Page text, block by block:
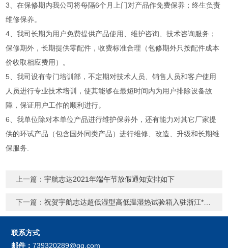
3、在保修期内我公司将每隔6个月上门对产品作免费保养；终生负责
维修保养。
4、我司长期为用户免费提供产品使用、维护咨询、技术咨询服务；
保修期外，长期提供零配件，收费标准合理（包修期外只按配件成本
价收取相应费用）。
5、我司设有专门培训部，不定期对技术人员、销售人员和客户使用
人员进行专业技术培训，使其能够在最短时间内为用户排除设备故
障，保证用户工作的顺利进行。
6、我单位除对本单位产品进行维护保养外，还有能力对其它厂家提
供的环试产品（包含国外同类产品）进行维修、改造、升级和长期维
保服务.
上一篇：宇航志达2021年端午节放假通知安排如下
下一篇：祝贺宇航志达超低湿型高低温湿热试验箱入驻浙江**研究院
联系方式
邮件：739320289@qq.com